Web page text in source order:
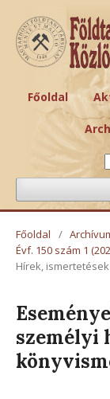
Főoldal
Főoldal /
Évf. 150 szám 1
Hírek, ismertetések
személyi